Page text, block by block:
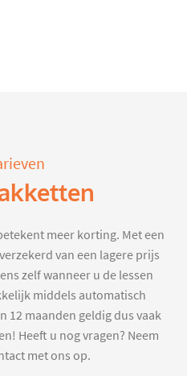
meer korting. Met een
van een lagere prijs
zelf wanneer u de lessen
middels automatisch
12 maanden geldig dus vaak
Heeft u nog vragen? Neem
met ons op.